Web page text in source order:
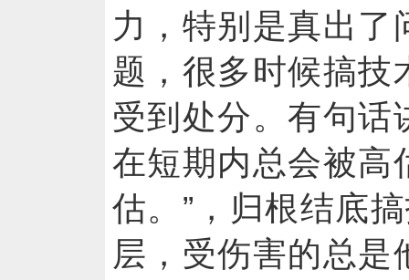
力，特别是真出了
题，很多时候搞技
受到处分。有句话
在短期内总会被高
估。”，归根结底
层，受伤害的总是